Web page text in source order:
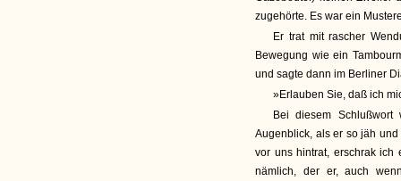
zugehörte. Es war ein
Er trat mit rascher
Bewegung wie ein
und sagte dann im Berliner
»Erlauben Sie, daß ich
Bei diesem
Augenblick, als er so jäh
vor uns hintrat, erschrak ich
nämlich, der er, auch